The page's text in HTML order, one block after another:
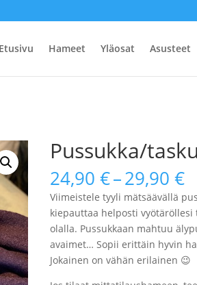
Etusivu Hameet Yläosat Asusteet
Pussukka/tasku
24,90€–29,90€
-
Viimeistele tyyli mätsäävällä
kiepauttaa helposti vyötäröllesi
olalla. Pussukkaan mahtuu
avaimet… Sopii erittäin hyvin
Jokainen on vähän erilainen 😉